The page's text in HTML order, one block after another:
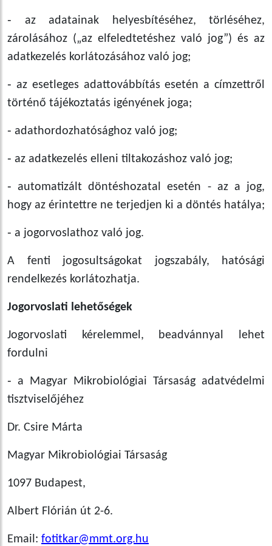
‑ az adatainak helyesbítéséhez, törléséhez,
zárolásához („az elfeledtetéshez való jog”) és az
adatkezelés korlátozásához való jog;
‑ az esetleges adattovábbítás esetén a címzettről
történő tájékoztatás igényének joga;
‑ adathordozhatósághoz való jog;
‑ az adatkezelés elleni tiltakozáshoz való jog;
‑ automatizált döntéshozatal esetén - az a jog,
hogy az érintettre ne terjedjen ki a döntés hatálya;
‑ a jogorvoslathoz való jog.
A fenti jogosultságokat jogszabály, hatósági
rendelkezés korlátozhatja.
Jogorvoslati lehetőségek
Jogorvoslati kérelemmel, beadvánnyal lehet
fordulni
‑ a Magyar Mikrobiológiai Társaság adatvédelmi
tisztviselőjéhez
Dr. Csire Márta
Magyar Mikrobiológiai Társaság
1097 Budapest,
Albert Flórián út 2-6.
Email: fotitkar@mmt.org.hu